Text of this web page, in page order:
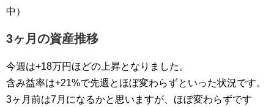
中）
3ヶ月の資産推移
今週は+18万円ほどの上昇となりました。
含み益率は+21%で先週とほぼ変わらずといった状況です。
3ヶ月前は7月になるかと思いますが、ほぼ変わらずです